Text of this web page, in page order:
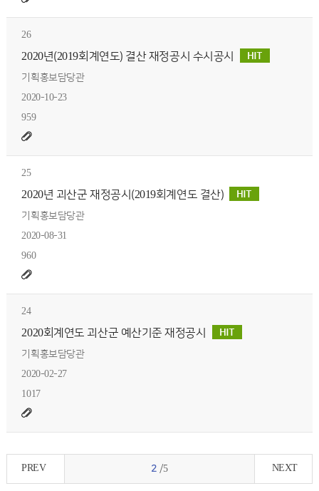
26
2020년(2019회계연도) 결산 재정공시 수시공시
기획홍보담당관
2020-10-23
959
25
2020년 괴산군 재정공시(2019회계연도 결산)
기획홍보담당관
2020-08-31
960
24
2020회계연도 괴산군 예산기준 재정공시
기획홍보담당관
2020-02-27
1017
PREV 2 /5 NEXT